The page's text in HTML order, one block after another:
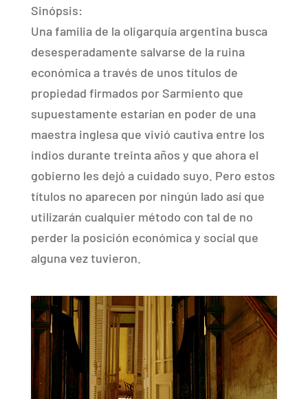
Sinópsis:
Una familia de la oligarquía argentina busca
desesperadamente salvarse de la ruina
económica a través de unos títulos de
propiedad firmados por Sarmiento que
supuestamente estarían en poder de una
maestra inglesa que vivió cautiva entre los
indios durante treinta años y que ahora el
gobierno les dejó a cuidado suyo. Pero estos
títulos no aparecen por ningún lado así que
utilizarán cualquier método con tal de no
perder la posición económica y social que
alguna vez tuvieron.